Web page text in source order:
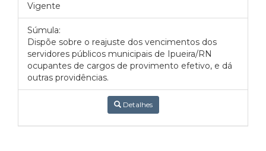
Vigente
Súmula:
Dispõe sobre o reajuste dos vencimentos dos
servidores públicos municipais de Ipueira/RN
ocupantes de cargos de provimento efetivo, e dá
outras providências.
Detalhes